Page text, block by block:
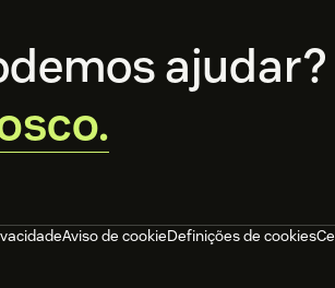
ajudar?
Aviso de cookieDefinições de cookies